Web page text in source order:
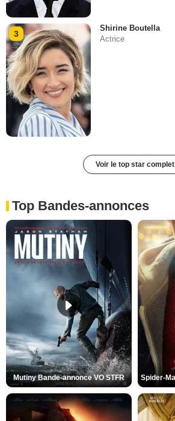
3
Shirine Boutella
Actrice
Voir le top star complet
Top Bandes-annonces
Mutiny Bande-annonce VO STFR